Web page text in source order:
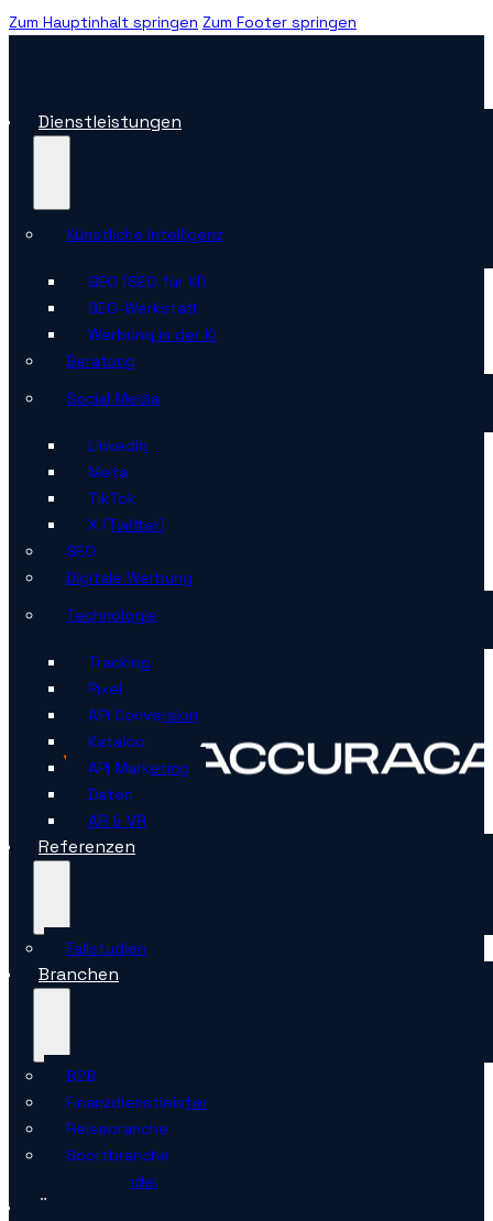
Zum Hauptinhalt springen Zum Footer springen
Dienstleistungen
Künstliche Intelligenz
GEO (SEO für KI)
GEO-Werkstatt
Werbung in der KI
Beratung
Social Media
LinkedIn
Meta
TikTok
X (Twitter)
SEO
Digitale Werbung
Technologie
Tracking
Pixel
API Conversion
Katalog
API Marketing
Daten
AR & VR
Referenzen
Fallstudien
Branchen
B2B
Finanzdienstleister
Reisebranche
Sportbranche
Einzelhandel
Über uns